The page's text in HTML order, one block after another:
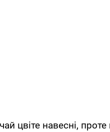
цвіте навесні,